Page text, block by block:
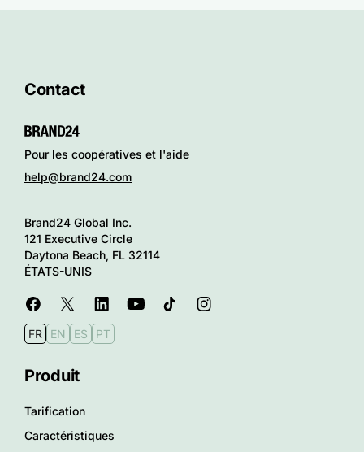
Contact
Pour les coopératives et l'aide
help@brand24.com
Brand24 Global Inc.
121 Executive Circle
Daytona Beach, FL 32114
ÉTATS-UNIS
FR EN ES PT
Produit
Tarification
Caractéristiques